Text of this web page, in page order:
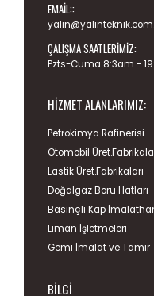
EMAIL::
ÇALIŞMA SAATLERIMIZ:
Pzts-Cuma 8:3am -
HIZMET ALANLARIMIZ:
Petrokimya Rafinerisi
Otomobil
Lastik Üret.Fabrikaları
Doğalgaz Boru Hatları
Basınçlı Kap
Liman İşletmeleri
Gemi İmalat ve Tamir
BILGI